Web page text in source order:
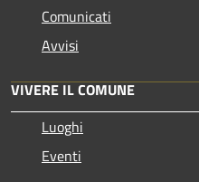
Comunicati
Avvisi
VIVERE IL COMUNE
Luoghi
Eventi